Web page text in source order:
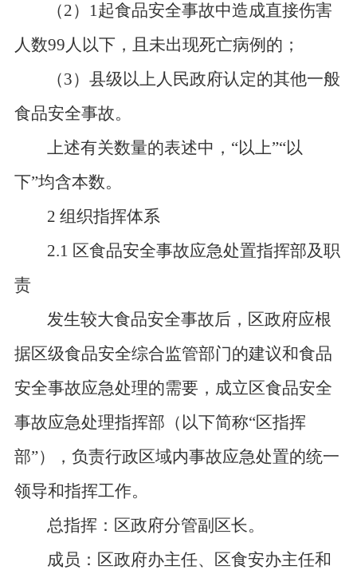
（2）1起食品安全事故中造成直接伤害
人数99人以下，且未出现死亡病例的；
（3）县级以上人民政府认定的其他一般
食品安全事故。
上述有关数量的表述中， “以上”“以
下”均含本数。
2 组织指挥体系
2.1 区食品安全事故应急处置指挥部及职
责
发生较大食品安全事故后，区政府应根
据区级食品安全综合监管部门的建议和食品
安全事故应急处理的需要，成立区食品安全
事故应急处理指挥部（以下简称“区指挥
部”），负责行政区域内事故应急处置的统一
领导和指挥工作。
总指挥：区政府分管副区长。
成员：区政府办主任、区食安办主任和